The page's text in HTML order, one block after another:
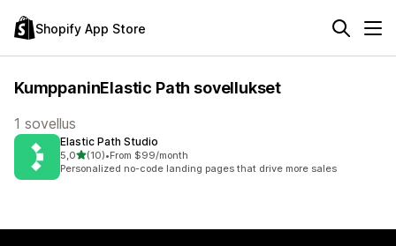
Shopify App Store
KumppaninElastic Path sovellukset
1 sovellus
Elastic Path Studio
5,0/ 5 tähteä
(10)
10 arvostelua yhteensä
•From $99/month
Personalized no-code landing pages that drive more sales